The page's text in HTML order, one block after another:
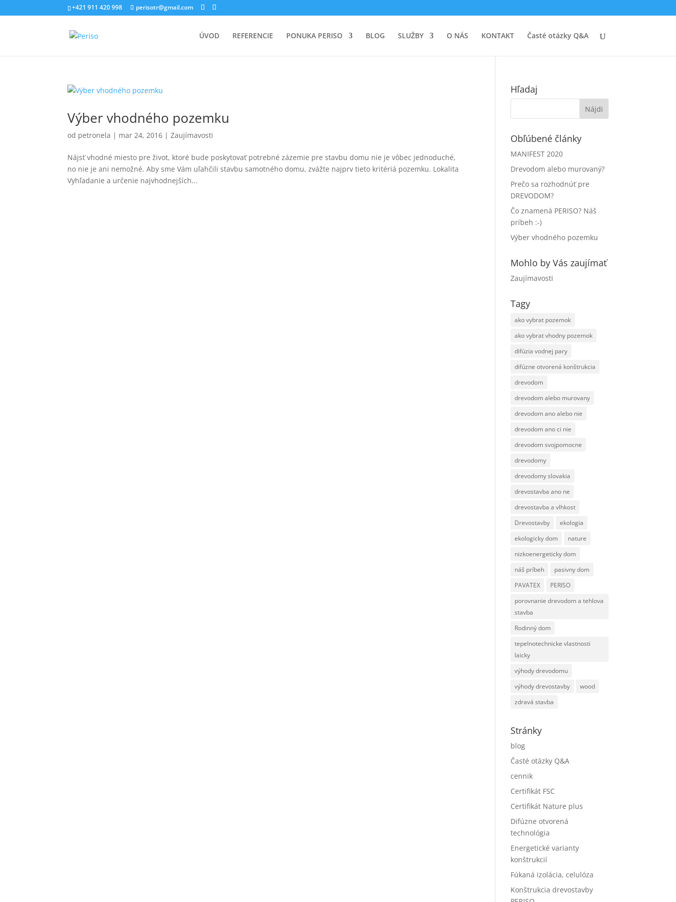
+421 911 420 998 perisotr@gmail.com
ÚVOD REFERENCIE PONUKA PERISO BLOG SLUŽBY O NÁS KONTAKT Časté otázky Q&A
Výber vhodného pozemku
od petronela | mar 24, 2016 |Zaujímavosti
Nájsť vhodné miesto pre život, ktoré bude poskytovať potrebné zázemie pre stavbu domu nie je vôbec jednoduché,
no nie je ani nemožné. Aby sme Vám uľahčili stavbu samotného domu, zvážte najprv tieto kritériá pozemku. Lokalita
Vyhľadanie a určenie najvhodnejších...
Hľadaj
Obľúbené články
MANIFEST 2020
Drevodom alebo murovaný?
Prečo sa rozhodnúť pre
DREVODOM?
Čo znamená PERISO? Náš
príbeh :-)
Výber vhodného pozemku
Mohlo by Vás zaujímať
Zaujímavosti
Tagy
ako vybrat pozemok
ako vybrat vhodny pozemok
difúzia vodnej pary
difúzne otvorená konštrukcia
drevodom
drevodom alebo murovany
drevodom ano alebo nie
drevodom ano ci nie
drevodom svojpomocne
drevodomy
drevodomy slovakia
drevostavba ano ne
drevostavba a vlhkost
Drevostavby
ekologia
ekologicky dom
nature
nizkoenergeticky dom
náš príbeh
pasivny dom
PAVATEX
PERISO
porovnanie drevodom a tehlova
stavba
Rodinný dom
tepelnotechnicke vlastnosti
laicky
výhody drevodomu
výhody drevostavby
wood
zdravá stavba
Stránky
blog
Časté otázky Q&A
cennik
Certifikát FSC
Certifikát Nature plus
Difúzne otvorená
technológia
Energetické varianty
konštrukcií
Fúkaná izolácia, celulóza
Konštrukcia drevostavby